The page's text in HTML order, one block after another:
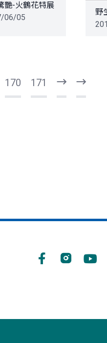
艷-火鶴花特展
06/05
野
170 171
一
後